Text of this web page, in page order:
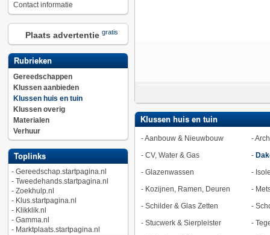
Contact informatie
Plaats advertentie gratis
Rubrieken
Gereedschappen
Klussen aanbieden
Klussen huis en tuin
Klussen overig
Materialen
Verhuur
Toplinks
- Gereedschap.startpagina.nl
- Tweedehands.startpagina.nl
- Zoekhulp.nl
- Klus.startpagina.nl
- Klikklik.nl
- Gamma.nl
- Marktplaats.startpagina.nl
Klussen huis en tuin
-Aanbouw & Nieuwbouw -
- CV, Water & Gas -
- Glazenwassen -
- Kozijnen, Ramen, Deuren -
- Schilder & Glas Zetten -
- Stucwerk & Sierpleister -